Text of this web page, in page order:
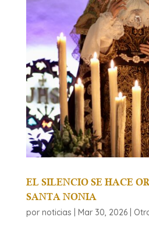
EL SILENCIO SE HACE
SANTA NONIA
por noticias Mar 30, 2026|